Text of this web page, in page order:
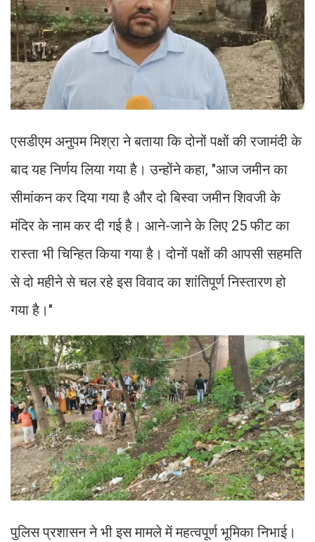
एसडीएम अनुपम मिश्रा ने बताया कि दोनों पक्षों की रजामंदी के
बाद यह निर्णय लिया गया है। उन्होंने कहा, "आज जमीन का
सीमांकन कर दिया गया है और दो बिस्वा जमीन शिवजी के
मंदिर के नाम कर दी गई है। आने-जाने के लिए 25 फीट का
रास्ता भी चिन्हित किया गया है। दोनों पक्षों की आपसी सहमति
से दो महीने से चल रहे इस विवाद का शांतिपूर्ण निस्तारण हो
गया है।"
पुलिस प्रशासन ने भी इस मामले में महत्वपूर्ण भूमिका निभाई।